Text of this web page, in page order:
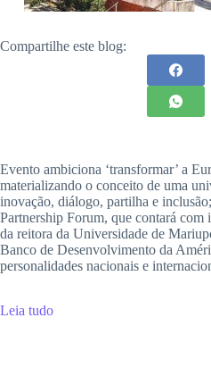
Compartilhe este blog:
Evento ambiciona ‘transformar’ a
materializando o conceito de uma
inovação, diálogo, partilha e
Partnership Forum, que contará com
da reitora da Universidade de
Banco de Desenvolvimento da
personalidades nacionais e
Leia tudo